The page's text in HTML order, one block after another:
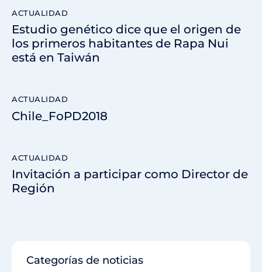
ACTUALIDAD
Estudio genético dice que el origen de
los primeros habitantes de Rapa Nui
está en Taiwán
ACTUALIDAD
Chile_FoPD2018
ACTUALIDAD
Invitación a participar como Director de
Región
Categorías de noticias